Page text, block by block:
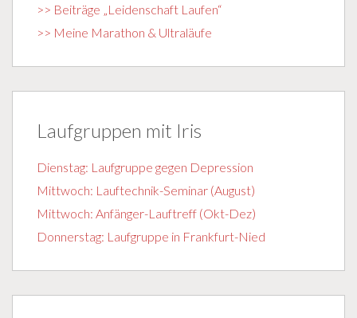
>> Beiträge „Leidenschaft Laufen“
>> Meine Marathon & Ultraläufe
Laufgruppen mit Iris
Dienstag: Laufgruppe gegen Depression
Mittwoch: Lauftechnik-Seminar (August)
Mittwoch: Anfänger-Lauftreff (Okt-Dez)
Donnerstag: Laufgruppe in Frankfurt-Nied